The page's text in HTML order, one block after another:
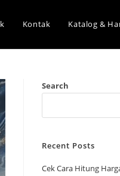
Kontak Katalog &
Search
Recent Posts
Cek Cara Hitung